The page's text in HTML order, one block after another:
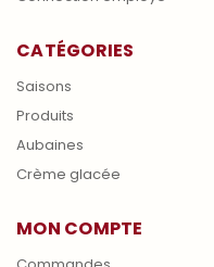
CATÉGORIES
Saisons
Produits
Aubaines
Crème glacée
MON COMPTE